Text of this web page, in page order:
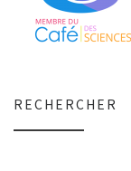
RECHERCHER